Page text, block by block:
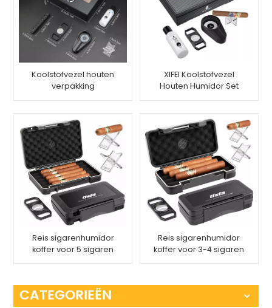
Koolstofvezel houten
verpakking
XIFEI Koolstofvezel
Houten Humidor Set
Reis sigarenhumidor
koffer voor 5 sigaren
Reis sigarenhumidor
koffer voor 3-4 sigaren
CATEGORIEËN